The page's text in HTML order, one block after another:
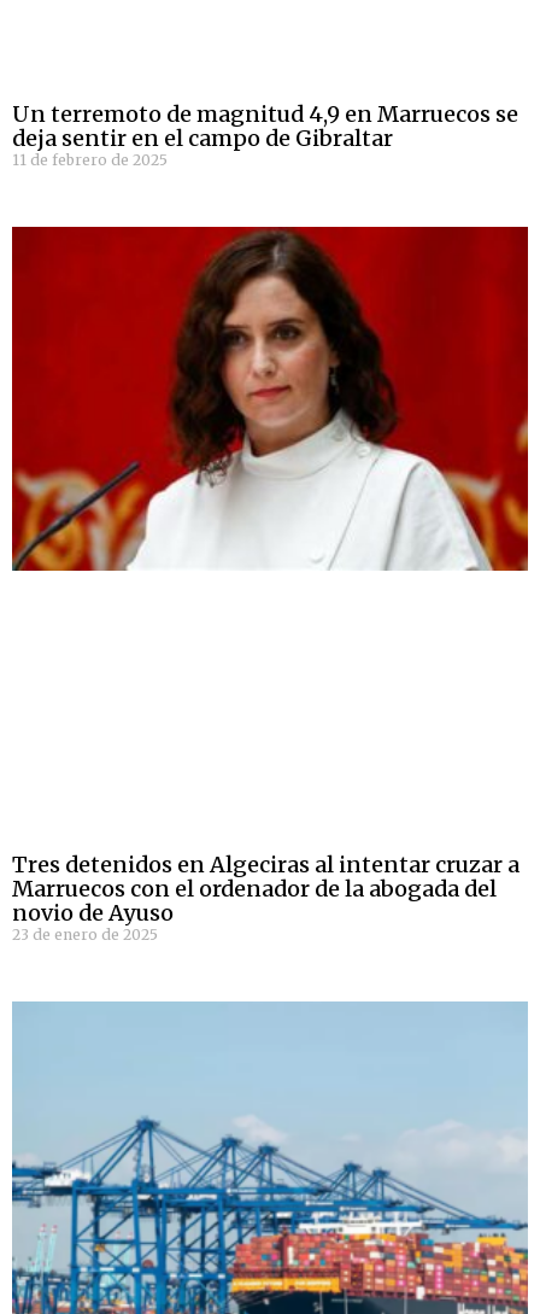
Un terremoto de magnitud 4,9 en Marruecos se
deja sentir en el campo de Gibraltar
11 de febrero de 2025
Tres detenidos en Algeciras al intentar cruzar a
Marruecos con el ordenador de la abogada del
novio de Ayuso
23 de enero de 2025